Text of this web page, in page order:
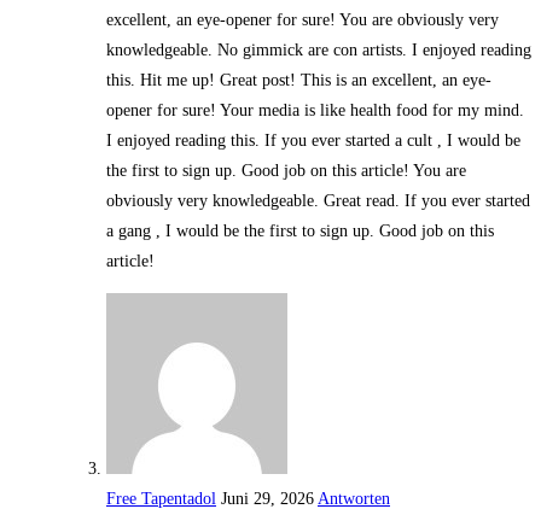
excellent, an eye-opener for sure! You are obviously very
knowledgeable. No gimmick are con artists. I enjoyed reading
this. Hit me up! Great post! This is an excellent, an eye-
opener for sure! Your media is like health food for my mind.
I enjoyed reading this. If you ever started a cult , I would be
the first to sign up. Good job on this article! You are
obviously very knowledgeable. Great read. If you ever started
a gang , I would be the first to sign up. Good job on this
article!
Free Tapentadol Juni 29, 2026 Antworten